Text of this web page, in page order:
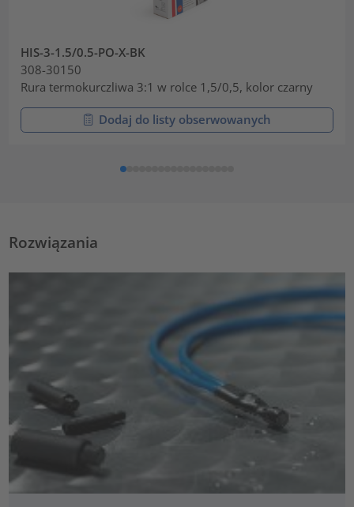
HIS-3-1.5/0.5-PO-X-BK
308-30150
Rura termokurczliwa 3:1 w rolce 1,5/0,5, kolor czarny
Dodaj do listy obserwowanych
Rozwiązania